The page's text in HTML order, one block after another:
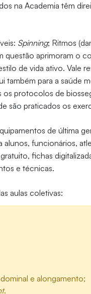
na Academia têm
Spinning; Ritmos
questão aprimoram o
de vida ativo. Vale
também para a saúde
os protocolos de
são praticados os
de última
alunos, funcionários,
fichas
e técnicas.
aulas coletivas:
e alongamento;
.